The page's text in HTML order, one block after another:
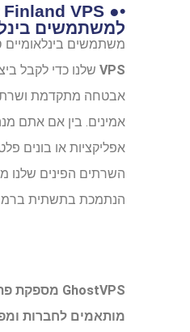
למשתמשים
משתמשים בינלאומיים
VPS שלנו כדי לקבל
אבטחה מתקדמת
אמינים. בין אם אתם
אפליקציות או בונים
השרתים הפינים שלנו
הנתמכת בתשתית ברמת
מותאמים לחברות